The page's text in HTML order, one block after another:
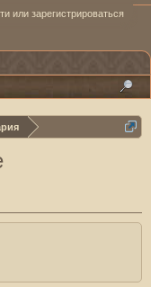
или зарегистрироваться